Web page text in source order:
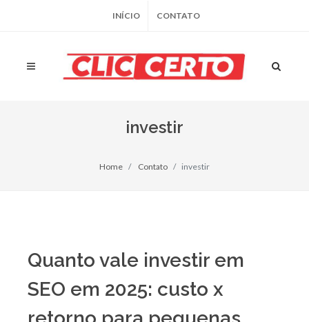
INÍCIO CONTATO
investir
Home Contato investir
Quanto vale investir em
SEO em 2025: custo x